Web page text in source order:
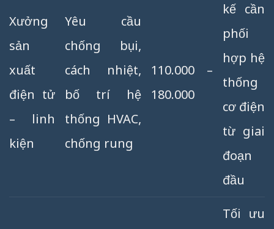
Xưởng
sản
xuất
điện tử
– linh
kiện
Yêu cầu
chống bụi,
cách nhiệt,
bố trí hệ
thống HVAC,
chống rung
110.000 –
180.000
kế cần
phối
hợp hệ
thống
cơ điện
từ giai
đoạn
đầu
Tối ưu